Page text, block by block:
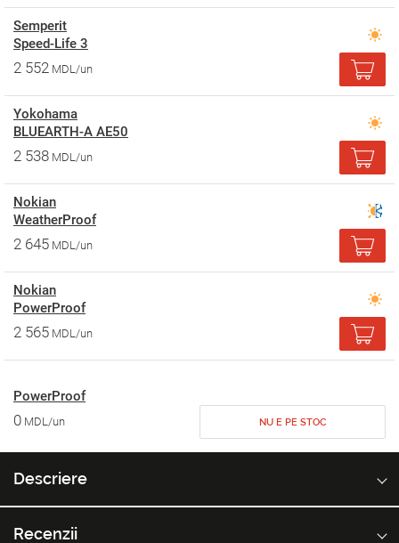
Semperit
Speed-Life 3
2 552 MDL/un
Yokohama
BLUEARTH-A AE50
2 538 MDL/un
Nokian
WeatherProof
2 645 MDL/un
Nokian
PowerProof
2 565 MDL/un
PowerProof
0 MDL/un NU E PE STOC
Descriere
Recenzii